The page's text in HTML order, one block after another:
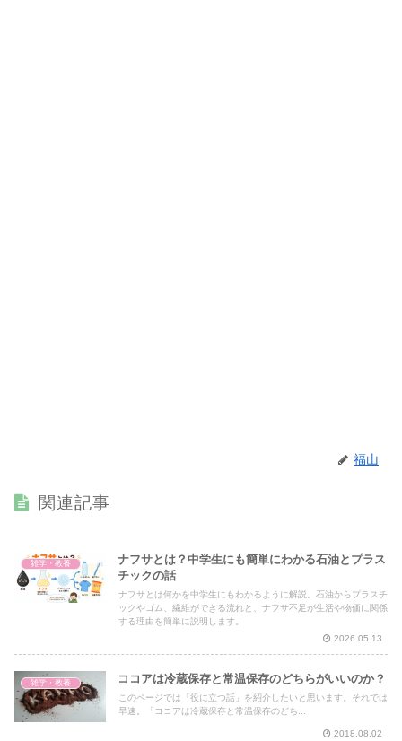
福山
関連記事
雑学・教養
ナフサとは？中学生にも簡単にわかる石油とプラス
チックの話
ナフサとは何かを中学生にもわかるように解説。石油からプラスチ
ックやゴム、繊維ができる流れと、ナフサ不足が生活や物価に関係
する理由を簡単に説明します。
2026.05.13
雑学・教養 ココアは冷蔵保存と常温保存のどちらがいいのか？
このページでは「役に立つ話」を紹介したいと思います。それでは
早速。「ココアは冷蔵保存と常温保存のどち...
2018.08.02